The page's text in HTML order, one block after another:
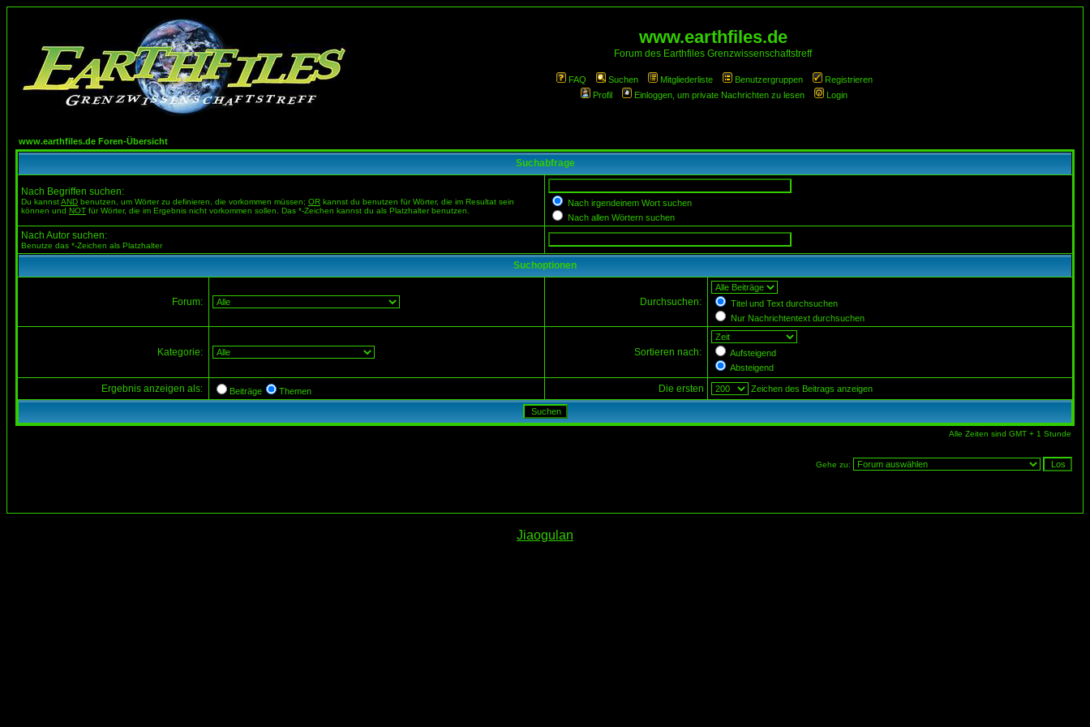
www.earthfiles.de
Forum des Earthfiles Grenzwissenschaftstreff
FAQ Suchen Mitgliederliste Benutzergruppen
Registrieren
Profil
Einloggen, um private Nachrichten zu lesen Login
www.earthfiles.de Foren-Übersicht
Suchabfrage
Nach Begriffen suchen:
Du kannstAND benutzen, um Wörter zu definieren, die vorkommen müssen; OR kannst du benutzen für Wörter, die im Resultat sein
können und NOT für Wörter, die im Ergebnis nicht vorkommen sollen. Das *-Zeichen kannst du als Platzhalter benutzen.
Nach irgendeinem Wort suchen
Nach allen Wörtern suchen
Nach Autor suchen:
Benutze das *-Zeichen als Platzhalter
Suchoptionen
Forum: Durchsuchen:
Titel und Text durchsuchen
Nur Nachrichtentext durchsuchen
Kategorie: Sortieren nach:
Aufsteigend
Absteigend
Ergebnis anzeigen als: Beiträge Themen Die ersten Zeichen des Beitrags anzeigen
Alle Zeiten sind GMT + 1 Stunde
Gehe zu:
Jiaogulan